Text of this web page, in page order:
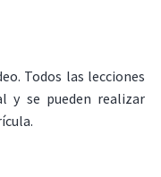
Todos las lecciones
y se pueden realizar